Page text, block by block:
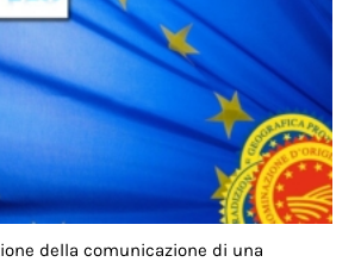
della comunicazione di una